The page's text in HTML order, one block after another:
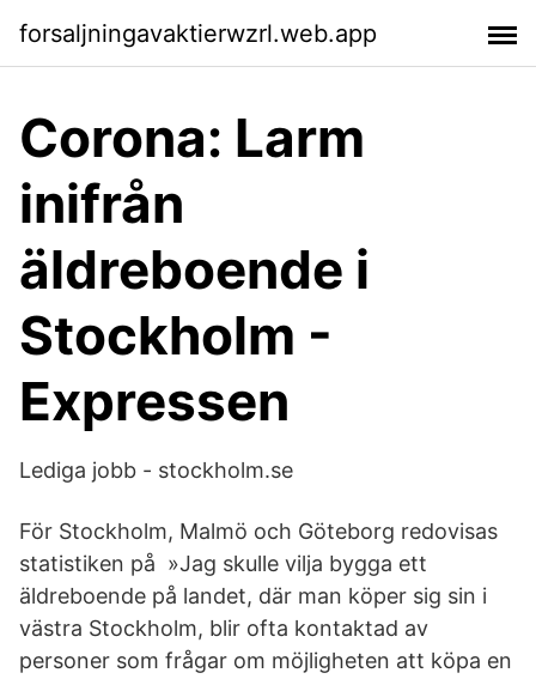
forsaljningavaktierwzrl.web.app
Corona: Larm
inifrån
äldreboende i
Stockholm -
Expressen
Lediga jobb - stockholm.se
För Stockholm, Malmö och Göteborg redovisas
statistiken på »Jag skulle vilja bygga ett
äldreboende på landet, där man köper sig sin i
västra Stockholm, blir ofta kontaktad av
personer som frågar om möjligheten att köpa en